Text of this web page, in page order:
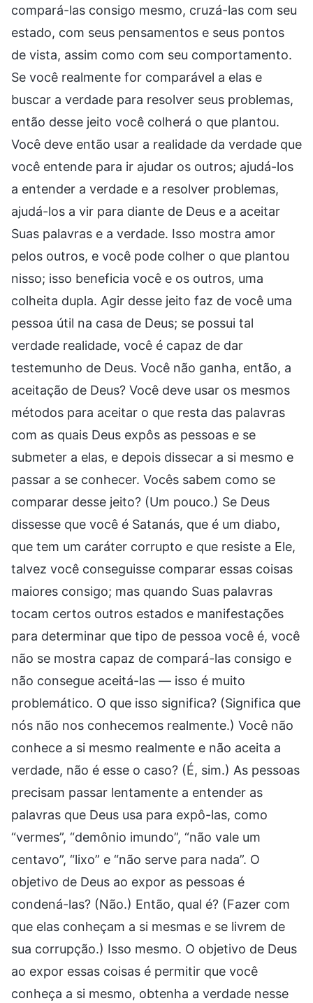
compará-las consigo mesmo, cruzá-las com seu
estado, com seus pensamentos e seus pontos
de vista, assim como com seu comportamento.
Se você realmente for comparável a elas e
buscar a verdade para resolver seus problemas,
então desse jeito você colherá o que plantou.
Você deve então usar a realidade da verdade que
você entende para ir ajudar os outros; ajudá-los
a entender a verdade e a resolver problemas,
ajudá-los a vir para diante de Deus e a aceitar
Suas palavras e a verdade. Isso mostra amor
pelos outros, e você pode colher o que plantou
nisso; isso beneficia você e os outros, uma
colheita dupla. Agir desse jeito faz de você uma
pessoa útil na casa de Deus; se possui tal
verdade realidade, você é capaz de dar
testemunho de Deus. Você não ganha, então, a
aceitação de Deus? Você deve usar os mesmos
métodos para aceitar o que resta das palavras
com as quais Deus expôs as pessoas e se
submeter a elas, e depois dissecar a si mesmo e
passar a se conhecer. Vocês sabem como se
comparar desse jeito? (Um pouco.) Se Deus
dissesse que você é Satanás, que é um diabo,
que tem um caráter corrupto e que resiste a Ele,
talvez você conseguisse comparar essas coisas
maiores consigo; mas quando Suas palavras
tocam certos outros estados e manifestações
para determinar que tipo de pessoa você é, você
não se mostra capaz de compará-las consigo e
não consegue aceitá-las — isso é muito
problemático. O que isso significa? (Significa que
nós não nos conhecemos realmente.) Você não
conhece a si mesmo realmente e não aceita a
verdade, não é esse o caso? (É, sim.) As pessoas
precisam passar lentamente a entender as
palavras que Deus usa para expô-las, como
“vermes”, “demônio imundo”, “não vale um
centavo”, “lixo” e “não serve para nada”. O
objetivo de Deus ao expor as pessoas é
condená-las? (Não.) Então, qual é? (Fazer com
que elas conheçam a si mesmas e se livrem de
sua corrupção.) Isso mesmo. O objetivo de Deus
ao expor essas coisas é permitir que você
conheça a si mesmo, obtenha a verdade nesse